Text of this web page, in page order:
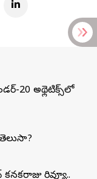
20 అథ్లెటిక్స్‌లో
రివ్యూ..